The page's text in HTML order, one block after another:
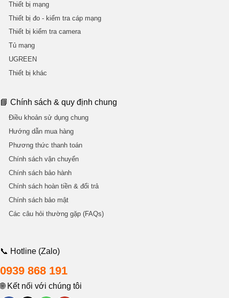
Thiết bị mạng
Thiết bị đo - kiểm tra cáp mạng
Thiết bị kiểm tra camera
Tủ mạng
UGREEN
Thiết bị khác
📘 Chính sách & quy định chung
Điều khoản sử dụng chung
Hướng dẫn mua hàng
Phương thức thanh toán
Chính sách vận chuyển
Chính sách bảo hành
Chính sách hoàn tiền & đổi trả
Chính sách bảo mật
Các câu hỏi thường gặp (FAQs)
📞 Hotline (Zalo)
0939 868 191
🌐 Kết nối với chúng tôi